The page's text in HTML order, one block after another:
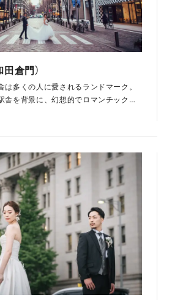
倉門）
は多くの人に愛されるランドマーク。
舎を背景に、幻想的でロマンチックな
ォトが人気です。銀杏並木が美しい行
ショットからロマンチックな構図ま
感じるこの場所らしい特別な写真が残